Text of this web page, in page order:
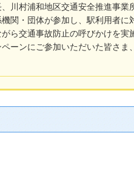
川村浦和地区交通安全推進事業
関・団体が参加し、駅利用者に
ら交通事故防止の呼びかけを実
ペーンにご参加いただいた皆さま